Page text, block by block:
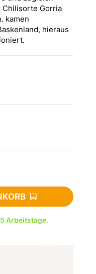
Gorria
kamen
hieraus
Arbeitstage.